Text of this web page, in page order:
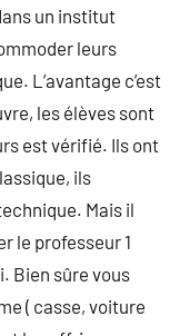
un institut
leurs
L’avantage c’est
les élèves sont
est vérifié. Ils ont
ils
Mais il
le professeur 1
Bien sûre vous
( casse, voiture